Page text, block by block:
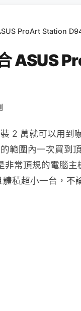
ProArt Station
ASUS
2 萬就可以用
範圍內一次買
非常頂規的電腦
積超小一台，